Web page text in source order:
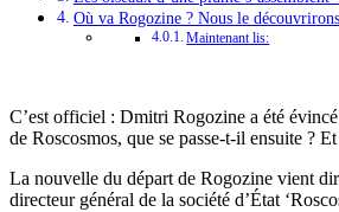
Où va Rogozine ? Nous le
Maintenant lis:
C’est officiel : Dmitri Rogozine a été
de Roscosmos, que se passe-t-il ensuite ?
La nouvelle du départ de Rogozine vient
directeur général de la société d’État